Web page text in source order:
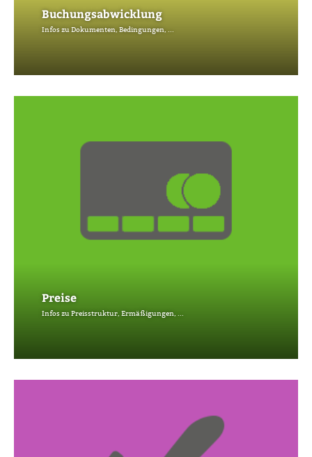
Buchungsabwicklung
Infos zu Dokumenten, Bedingungen, ...
Preise
Infos zu Preisstruktur, Ermäßigungen, ...